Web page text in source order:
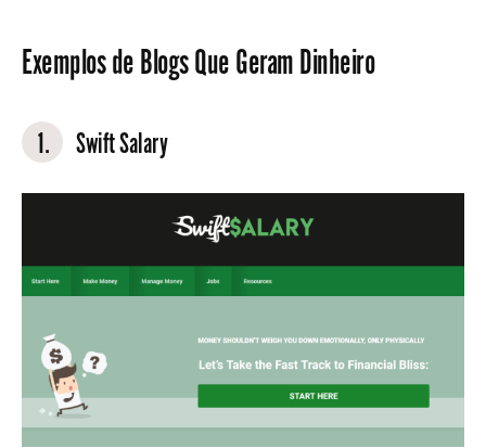
Exemplos de Blogs Que Geram Dinheiro
1. Swift Salary